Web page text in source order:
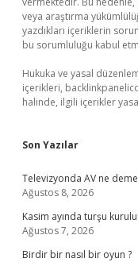
veya araştırma
yazdıkları içeriklerin
bu sorumluluğu kabul
Hukuka ve yasal
içerikleri,
halinde, ilgili içerikler
Son Yazılar
Televizyonda AV ne
Ağustos 8, 2026
Kasim ayında turşu
Ağustos 7, 2026
Birdir bir nasıl bir oyun ?